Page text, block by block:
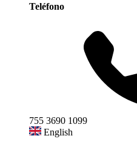
Teléfono
755 3690 1099
English